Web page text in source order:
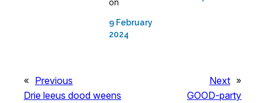
on
9 February
2024
« Previous
Drie leeus dood weens
Next »
GOOD-party